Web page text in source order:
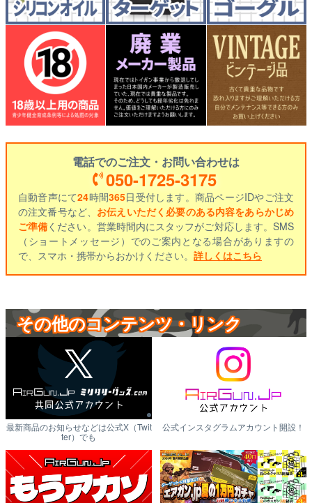
電話でのご注文・お問い合わせは
050-1725-3175
自動音声にて24時間365日受付します。商品ページIDやご注文
の注文番号など、 お伝えいただく必要のある内容をあらかじめ
ご準備ください。営業時間内にスタッフがご対応します。SMS
（ショートメッセージ）でのご案内となる場合がありますの
で、スマホ・携帯からおかけください。 詳しくはこちら
その他のコンテンツ・リンク
最新商品のお知らせなどは公式X（Twit
ter）でも
公式インスタグラムアカウント開設！